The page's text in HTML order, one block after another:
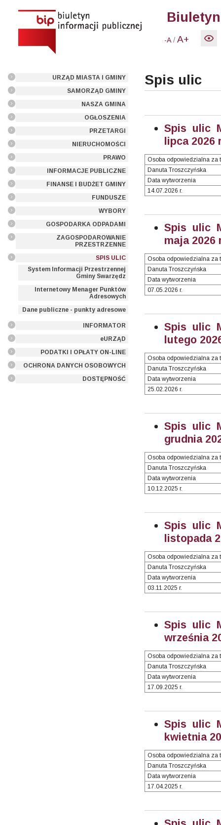
-A /A+
URZĄD MIASTA I GMINY
SAMORZĄD GMINY
NASZA GMINA
OGŁOSZENIA
PRZETARGI
NIERUCHOMOŚCI
PRAWO
INFORMACJE PUBLICZNE
FINANSE I BUDŻET GMINY
FUNDUSZE
WYBORY
GOSPODARKA ODPADAMI
ZAGOSPODAROWANIE
PRZESTRZENNE
SPIS ULIC
System Informacji Przestrzennej
Gminy Swarzędz
Internetowy Menager Punktów
Adresowych
Dane publiczne - punkty adresowe
INFORMATOR
eURZĄD
PODATKI I OPŁATY ON-LINE
OCHRONA DANYCH OSOBOWYCH
DOSTĘPNOŚĆ
Spis ulic
Spis ulic
lipca 2026
Osoba odpowiedzialna za
Danuta Troszczyńska
Data wytworzenia
14.07.2026 r.
Spis ulic
maja 2026
Osoba odpowiedzialna za
Danuta Troszczyńska
Data wytworzenia
07.05.2026 r.
Spis ulic
lutego
Osoba odpowiedzialna za
Danuta Troszczyńska
Data wytworzenia
25.02.2026 r.
Spis ulic
grudnia
Osoba odpowiedzialna za
Danuta Troszczyńska
Data wytworzenia
10.12.2025 r.
Spis ulic
listopada
Osoba odpowiedzialna za
Danuta Troszczyńska
Data wytworzenia
03.11.2025 r.
Spis ulic
września
Osoba odpowiedzialna za
Danuta Troszczyńska
Data wytworzenia
17.09.2025 r.
Spis ulic
kwietnia
Osoba odpowiedzialna za
Danuta Troszczyńska
Data wytworzenia
17.04.2025 r.